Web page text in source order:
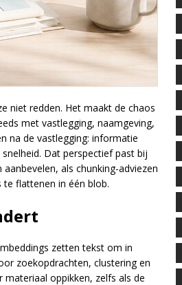
niet redden. Het maakt de chaos
met vastlegging, naamgeving,
na de vastlegging: informatie
Dat perspectief past bij
als chunking-adviezen
te flattenen in één blob.
zetten tekst om in
zoekopdrachten, clustering en
materiaal oppikken, zelfs als de